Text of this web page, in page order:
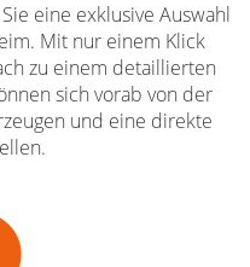
eine exklusive Auswahl
Mit nur einem Klick
zu einem detaillierten
sich vorab von der
und eine direkte